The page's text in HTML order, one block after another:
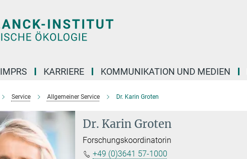
IMPRS KARRIERE KOMMUNIKATION UND MEDIEN
Service Allgemeiner Service Dr. Karin Groten
Dr. Karin Groten
Forschungskoordinatorin
+49 (0)3641 57-1000